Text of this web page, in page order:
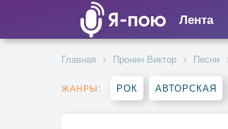
Лента
Главная Пронин Виктор Песни
ЖАНРЫ: РОК АВТОРСКАЯ